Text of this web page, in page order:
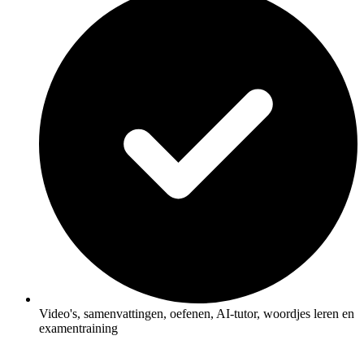
Video's, samenvattingen, oefenen, AI-tutor, woordjes leren en
examentraining